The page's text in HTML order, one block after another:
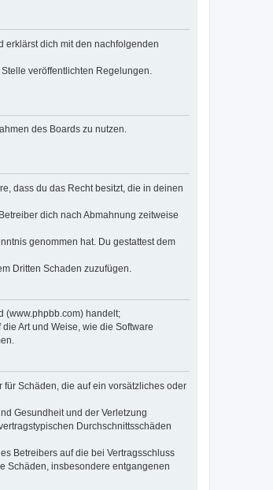
erklärst dich mit den nachfolgenden
veröffentlichten Regelungen.
des Boards zu nutzen.
dass du das Recht besitzt, die in deinen
dich nach Abmahnung zeitweise
genommen hat. Du gestattest dem
Dritten Schaden zuzufügen.
(www.phpbb.com) handelt;
Art und Weise, wie die Software
Schäden, die auf ein vorsätzliches oder
Gesundheit und der Verletzung
Durchschnittsschäden
Betreibers auf die bei Vertragsschluss
Schäden, insbesondere entgangenen